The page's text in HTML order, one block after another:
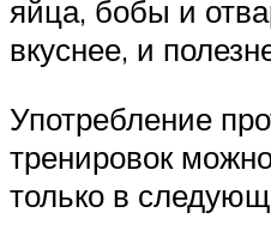
яйца, бобы и
вкуснее, и
Употребление
тренировок
только в